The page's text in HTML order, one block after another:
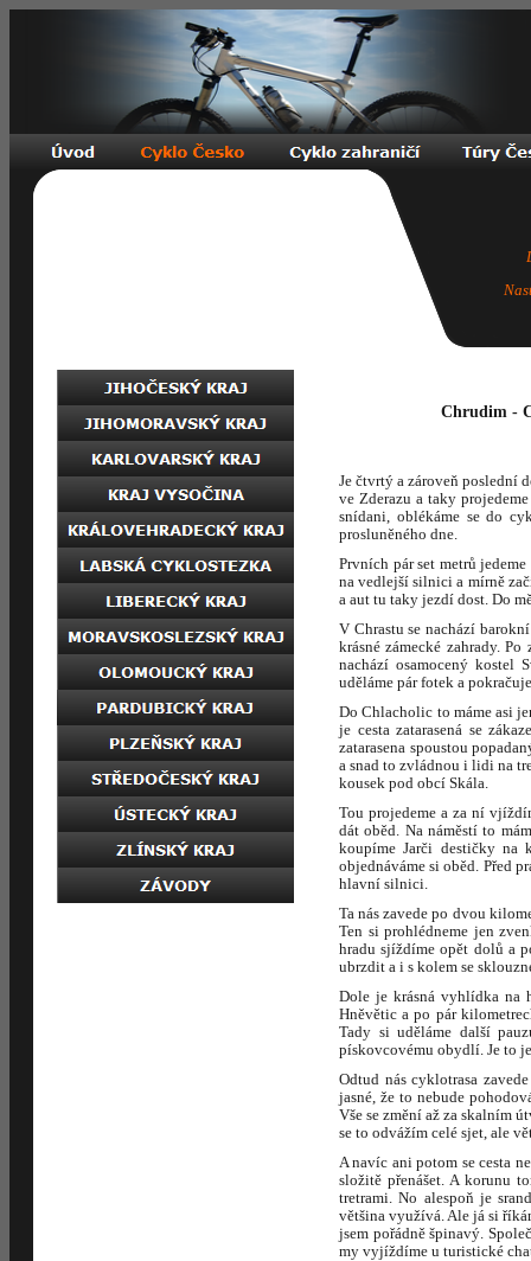
Chrudim -
Je čtvrtý a zároveň poslední
ve Zderazu a taky
snídani, oblékáme se do
prosluněného dne.
Prvních pár set metrů
na vedlejší silnici a mírně
a aut tu taky jezdí dost. Do
V Chrastu se nachází
krásné zámecké zahrady.
nachází osamocený kostel
uděláme pár fotek a
Do Chlacholic to máme asi
je cesta zatarasená se
zatarasena spoustou
a snad to zvládnou i lidi na
kousek pod obcí Skála.
Tou projedeme a za ní
dát oběd. Na náměstí to
koupíme Jarči destičky na
objednáváme si oběd. Před
hlavní silnici.
Ta nás zavede po dvou
Ten si prohlédneme jen
hradu sjíždíme opět dolů a
ubrzdit a i s kolem se
Dole je krásná vyhlídka na
Hněvětic a po pár
Tady si uděláme další
pískovcovému obydlí. Je to
Odtud nás cyklotrasa
jasné, že to nebude
Vše se změní až za skalním
se to odvážím celé sjet, ale
A navíc ani potom se cesta
složitě přenášet. A korunu
tretrami. No alespoň je
většina využívá. Ale já si
jsem pořádně špinavý.
my vyjíždíme u turistické